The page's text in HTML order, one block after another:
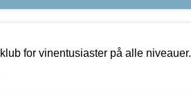
for vinentusiaster på alle niveauer.